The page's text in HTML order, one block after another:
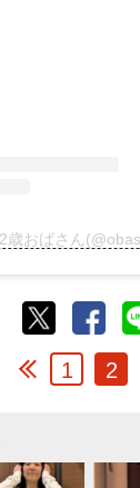
1 2